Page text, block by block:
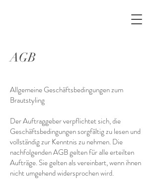
AGB
Allgemeine Geschäftsbedingungen zum
Brautstyling
Der Auftraggeber verpflichtet sich, die
Geschäftsbedingungen sorgfältig zu lesen und
vollständig zur Kenntnis zu nehmen. Die
nachfolgenden AGB gelten für alle erteilten
Aufträge. Sie gelten als vereinbart, wenn ihnen
nicht umgehend widersprochen wird.